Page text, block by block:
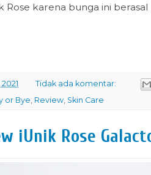
Rose karena bunga ini
Tidak ada komentar:
or Bye Review Skin Care
iUnik Rose